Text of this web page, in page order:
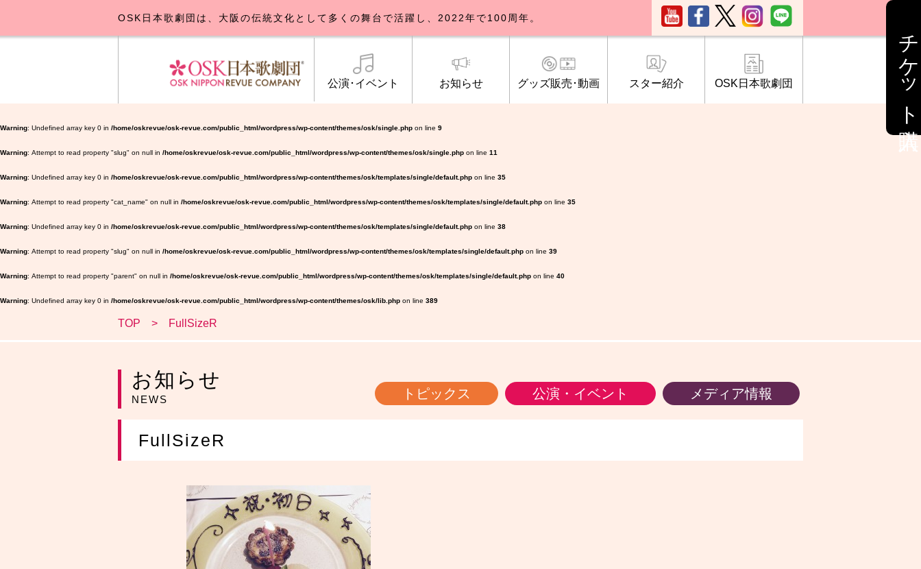
Warning : Undefined array key 0 in /home/oskrevue/osk-revue.com/public_html/wordpress/wp-content/themes/osk/single.php on line 9
Warning : Attempt to read property "slug" on null in /home/oskrevue/osk-revue.com/public_html/wordpress/wp-content/themes/osk/single.php on line 11
Warning : Undefined array key 0 in /home/oskrevue/osk-revue.com/public_html/wordpress/wp-content/themes/osk/templates/single/default.php on line 35
Warning : Attempt to read property "cat_name" on null in /home/oskrevue/osk-revue.com/public_html/wordpress/wp-content/themes/osk/templates/single/default.php on line 35
Warning : Undefined array key 0 in /home/oskrevue/osk-revue.com/public_html/wordpress/wp-content/themes/osk/templates/single/default.php on line 38
Warning : Attempt to read property "slug" on null in /home/oskrevue/osk-revue.com/public_html/wordpress/wp-content/themes/osk/templates/single/default.php on line 39
Warning : Attempt to read property "parent" on null in /home/oskrevue/osk-revue.com/public_html/wordpress/wp-content/themes/osk/templates/single/default.php on line 40
Warning : Undefined array key 0 in /home/oskrevue/osk-revue.com/public_html/wordpress/wp-content/themes/osk/lib.php on line 389
チケット購入
OSK日本歌劇団は、大阪の伝統文化として多くの舞台で活躍し、2022年で100周年。
公演･イベント
公演･イベント ブルックリンパーラー公演
お知らせ
お知らせ一覧 トピックス
グッズ販売･動画
公式グッズ販売
スター紹介 OSK日本歌劇団
OSK日本歌劇団について 研修生募集について
TOP FullSizeR
お知らせ
NEWS トピックス 公演・イベント メディア情報
FullSizeR